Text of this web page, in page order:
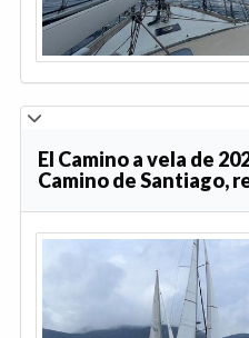
El Camino a vela de
Camino de Santiago,